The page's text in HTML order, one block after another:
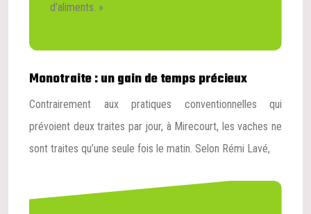
d’aliments. »
Monotraite : un gain de temps précieux
Contrairement aux pratiques conventionnelles qui
prévoient deux traites par jour, à Mirecourt, les vaches ne
sont traites qu’une seule fois le matin. Selon Rémi Lavé,